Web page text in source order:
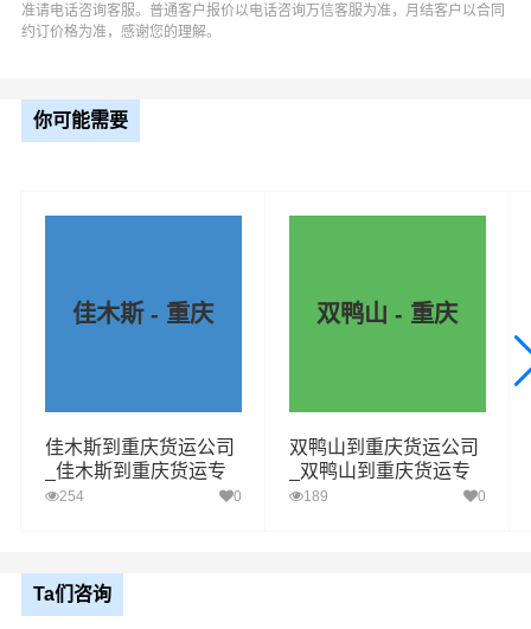
准请电话咨询客服。普通客户报价以电话咨询万信客服为准，月结客户以合同
约订价格为准，感谢您的理解。
你可能需要
佳木斯 - 重庆
佳木斯到重庆货运公司
_佳木斯到重庆货运专
线254 0
双鸭山 - 重庆
双鸭山到重庆货运公司
_双鸭山到重庆货运专
线189 0
Ta们咨询